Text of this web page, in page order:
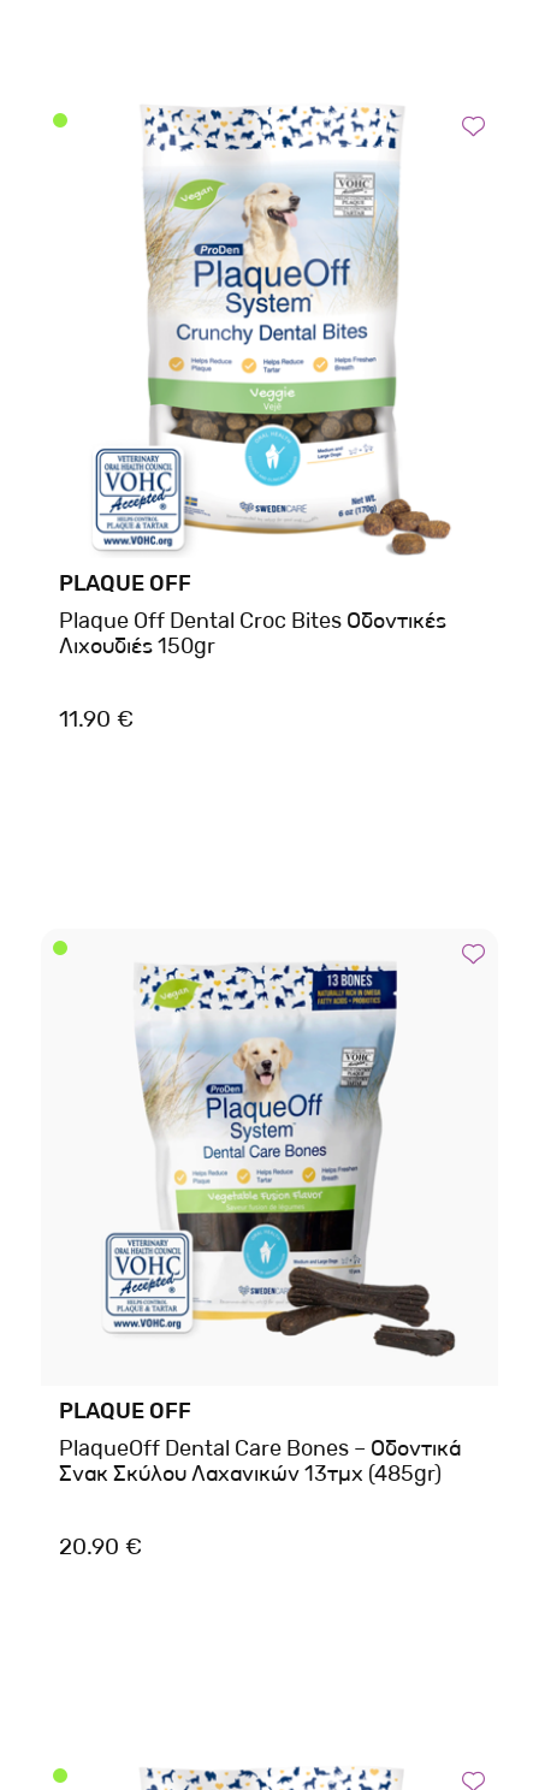
PLAQUE OFF
Plaque Off Dental Croc Bites Οδοντικές
Λιχουδιές 150gr
11.90 €
PLAQUE OFF
PlaqueOff Dental Care Bones – Οδοντικά
Σνακ Σκύλου Λαχανικών 13τμχ (485gr)
20.90 €